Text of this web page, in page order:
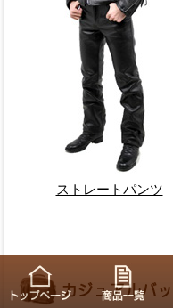
ストレートパンツ